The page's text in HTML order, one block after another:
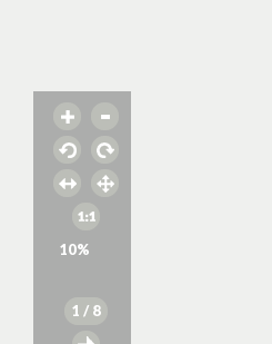
10%
1 / 8